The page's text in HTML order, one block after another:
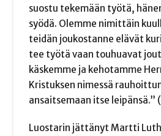
suostu tekemään työtä,
syödä. Olemme nimittäin
teidän joukostanne elävät
tee työtä vaan touhuavat
käskemme ja kehotamme
Kristuksen nimessä
ansaitsemaan itse leipänsä.”
Luostarin jättänyt Martti